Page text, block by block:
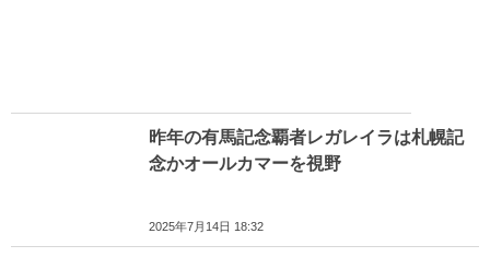
昨年の有馬記念覇者レガレイラは札幌記
念かオールカマーを視野
2025年7月14日 18:32